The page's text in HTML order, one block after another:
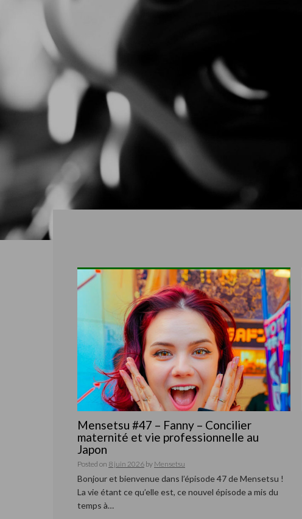
Mensetsu #47 – Fanny – Concilier
maternité et vie professionnelle au
Japon
Posted on 8 juin 2026 by Mensetsu
Bonjour et bienvenue dans l’épisode 47 de Mensetsu !
La vie étant ce qu’elle est, ce nouvel épisode a mis du
temps à…